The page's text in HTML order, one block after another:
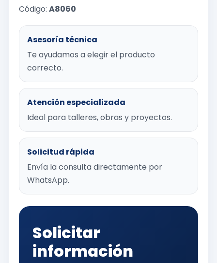
Código: A8060
Asesoría técnica
Te ayudamos a elegir el producto
correcto.
Atención especializada
Ideal para talleres, obras y proyectos.
Solicitud rápida
Envía la consulta directamente por
WhatsApp.
Solicitar
información